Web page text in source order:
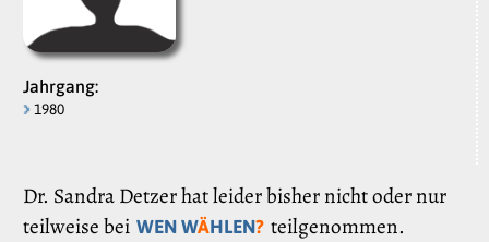
Jahrgang:
1980
Dr. Sandra Detzer hat leider bisher nicht oder nur
teilweise bei WEN WÄHLEN? teilgenommen.